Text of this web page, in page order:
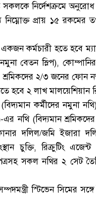
সকলকে নির্দেশক্রমে
প্রায় ১৫ রকমের
কর্মচারী হতে হবে
বেতন স্লিপ),
শ্রমিকদের ২/৩ জনের ফোন
হবে ২ লাখ মালয়েশিয়ান
কর্মীদের নমুনা
নথি (বিদ্যমান
দলিল/জমি ইজারা
চুক্তি, রিক্রুটিং
পত্রসহ সকল নথির ২ সেট
স্টিভেন সিমের সঙ্গে